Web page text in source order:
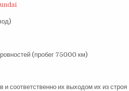
(пробег 75000 км)
соответственно их выходом их из строя